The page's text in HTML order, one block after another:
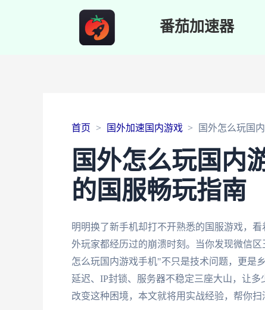
番茄加速器
首页 国外加速国内游戏 国外怎么玩国
国外怎么玩国内
的国服畅玩指南
明明换了新手机却打不开熟悉的国服游戏，
外玩家都经历过的崩溃时刻。当你发现微信
怎么玩国内游戏手机"不只是技术问题，更是
延迟、IP封锁、服务器不稳定三座大山，让
改变这种困境，本文就将用实战经验，帮你